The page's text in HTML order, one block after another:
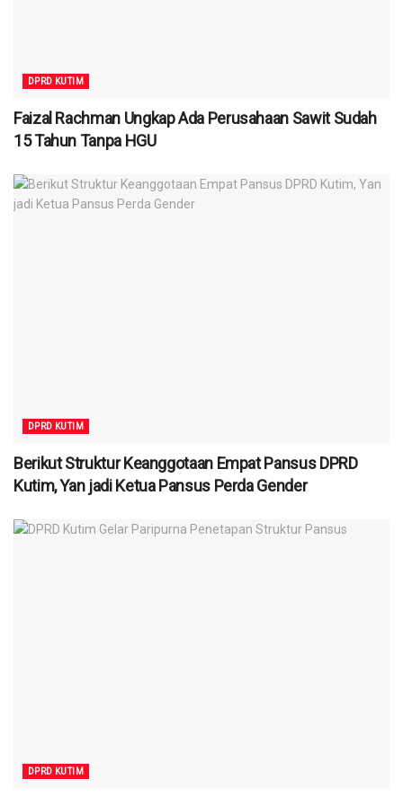
DPRD KUTIM
Faizal Rachman Ungkap Ada Perusahaan Sawit Sudah
15 Tahun Tanpa HGU
DPRD KUTIM
Berikut Struktur Keanggotaan Empat Pansus DPRD
Kutim, Yan jadi Ketua Pansus Perda Gender
DPRD KUTIM